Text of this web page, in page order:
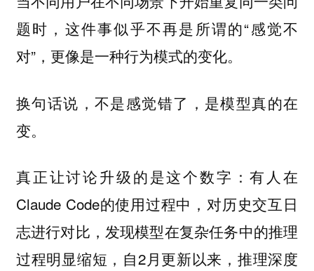
题时，这件事似乎不再是所谓的“感觉不
对”，更像是一种行为模式的变化。
换句话说，不是感觉错了，是模型真的在
变。
真正让讨论升级的是这个数字：有人在
Claude Code的使用过程中，对历史交互日
志进行对比，发现模型在复杂任务中的推理
过程明显缩短，自2月更新以来， 推理深度